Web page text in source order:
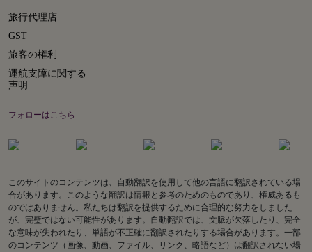
旅行代理店
GST
旅客の権利
運航支障に関する
声明
フォローはこちら
このサイトのコンテンツは、自動翻訳を使用して他の言語に翻訳されている場
合があります。このような翻訳は情報と参考のためのものであり、権威あるも
のではありません。私たちは翻訳を提供するために合理的な努力をしました
が、完璧ではない可能性があります。自動翻訳では、文脈が欠落したり、完全
な意味が失われたり、単語が不正確に翻訳されたりする場合があります。一部
のコンテンツ（画像、動画、ファイル、リンク、略語など）は翻訳されない場